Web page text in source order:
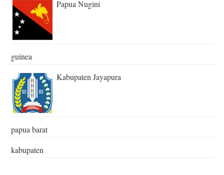
Papua Nugini
guinea
Kabupaten Jayapura
papua barat
kabupaten